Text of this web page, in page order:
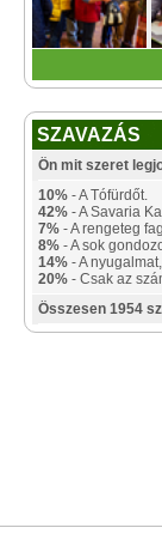
SZAVAZÁS
Ön mit szeret
10% - A Tófürdőt.
42% - A Savaria
7% - A rengeteg
8% - A sok
14% - A
20% - Csak az
Összesen 1954